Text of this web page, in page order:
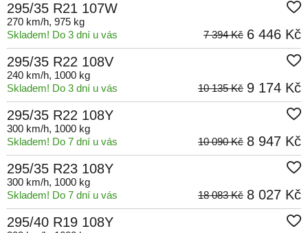
295/35 R21 107W
270 km/h, 975 kg
Skladem! Do 3 dní u vás
6 446 Kč
7 394 Kč
295/35 R22 108V
240 km/h, 1000 kg
Skladem! Do 3 dní u vás
9 174 Kč
10 135 Kč
295/35 R22 108Y
300 km/h, 1000 kg
Skladem! Do 7 dní u vás
8 947 Kč
10 090 Kč
295/35 R23 108Y
300 km/h, 1000 kg
Skladem! Do 7 dní u vás
8 027 Kč
18 083 Kč
295/40 R19 108Y